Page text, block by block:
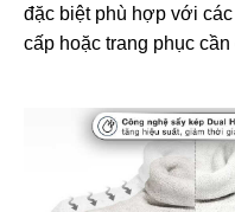
đặc biệt phù hợp với
cấp hoặc trang phục cần